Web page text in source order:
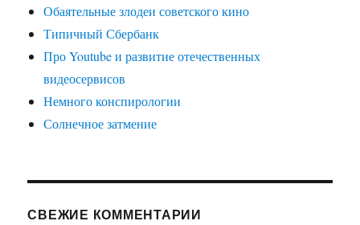
Обаятельные злодеи советского кино
Типичный Сбербанк
Про Youtube и развитие отечественных
видеосервисов
Немного конспирологии
Солнечное затмение
СВЕЖИЕ КОММЕНТАРИИ